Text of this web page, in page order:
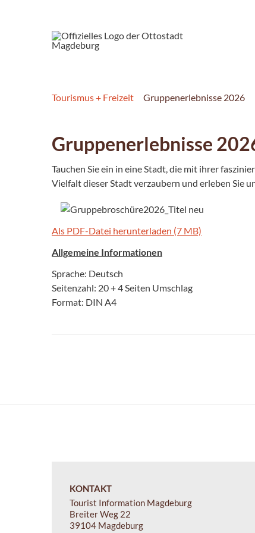
Tourismus + Freizeit Gruppenerlebnisse 2026
Gruppenerlebnisse
Tauchen Sie ein in eine Stadt, die mit ihrer
Vielfalt dieser Stadt verzaubern und erleben Sie
Als PDF-Datei herunterladen (7 MB)
Allgemeine Informationen
Sprache: Deutsch
Seitenzahl: 20 + 4 Seiten Umschlag
Format: DIN A4
KONTAKT
Tourist Information Magdeburg
Breiter Weg 22
39104 Magdeburg